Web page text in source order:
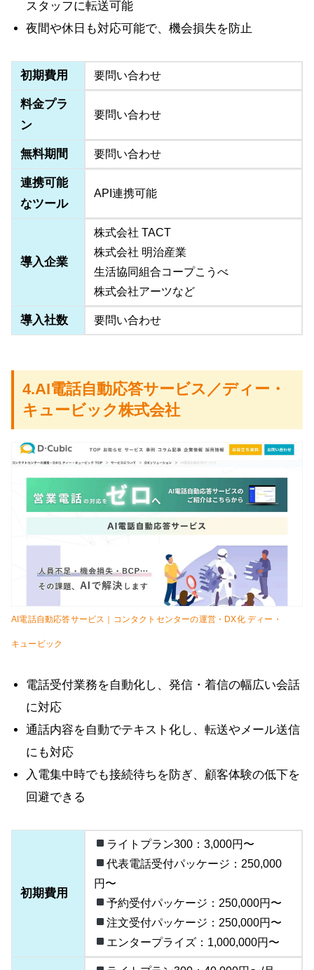
スタッフに転送可能
夜間や休日も対応可能で、機会損失を防止
初期費用 要問い合わせ
料金プラ
ン
要問い合わせ
無料期間 要問い合わせ
連携可能
なツール
API連携可能
導入企業
株式会社 TACT
株式会社 明治産業
生活協同組合コープこうべ
株式会社アーツなど
導入社数 要問い合わせ
4.AI電話自動応答サービス／ディー・
キュービック株式会社
AI電話自動応答サービス｜コンタクトセンターの運営・DX化 ディー・
キュービック
電話受付業務を自動化し、発信・着信の幅広い会話
に対応
通話内容を自動でテキスト化し、転送やメール送信
にも対応
入電集中時でも接続待ちを防ぎ、顧客体験の低下を
回避できる
初期費用
ライトプラン300：3,000円〜
代表電話受付パッケージ：250,000
円〜
予約受付パッケージ：250,000円〜
注文受付パッケージ：250,000円〜
エンタープライズ：1,000,000円〜